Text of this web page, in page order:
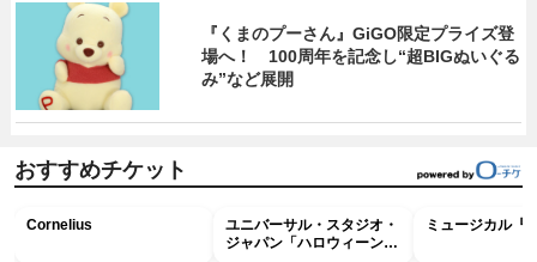
『くまのプーさん』GiGO限定プライズ登
場へ！ 100周年を記念し“超BIGぬいぐる
み”など展開
おすすめチケット
Cornelius
ユニバーサル・スタジオ・
ジャパン「ハロウィーン・
ミュージカル『